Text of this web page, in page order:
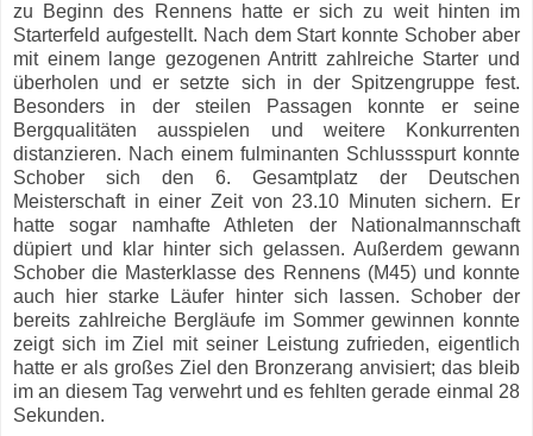
zu Beginn des Rennens hatte er sich zu weit hinten im
Starterfeld aufgestellt. Nach dem Start konnte Schober aber
mit einem lange gezogenen Antritt zahlreiche Starter und
überholen und er setzte sich in der Spitzengruppe fest.
Besonders in der steilen Passagen konnte er seine
Bergqualitäten ausspielen und weitere Konkurrenten
distanzieren. Nach einem fulminanten Schlussspurt konnte
Schober sich den 6. Gesamtplatz der Deutschen
Meisterschaft in einer Zeit von 23.10 Minuten sichern. Er
hatte sogar namhafte Athleten der Nationalmannschaft
düpiert und klar hinter sich gelassen. Außerdem gewann
Schober die Masterklasse des Rennens (M45) und konnte
auch hier starke Läufer hinter sich lassen. Schober der
bereits zahlreiche Bergläufe im Sommer gewinnen konnte
zeigt sich im Ziel mit seiner Leistung zufrieden, eigentlich
hatte er als großes Ziel den Bronzerang anvisiert; das bleib
im an diesem Tag verwehrt und es fehlten gerade einmal 28
Sekunden.